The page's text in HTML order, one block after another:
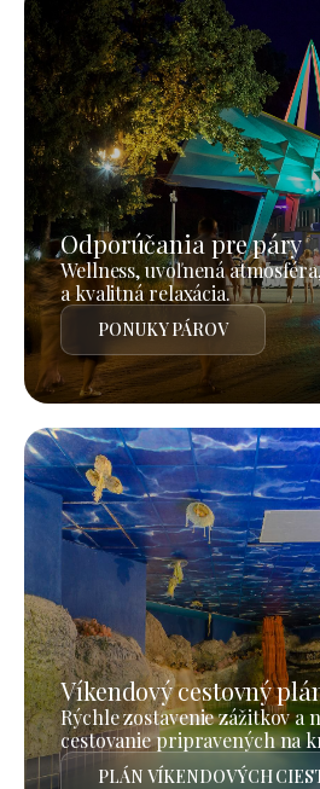
Odporúčania pre páry
Wellness, uvoľnená
a kvalitná relaxácia.
PONUKY PÁROV
Víkendový cestovný
Rýchle zostavenie zážitkov a
cestovanie pripravených na
PLÁN VÍKENDOVÝCH